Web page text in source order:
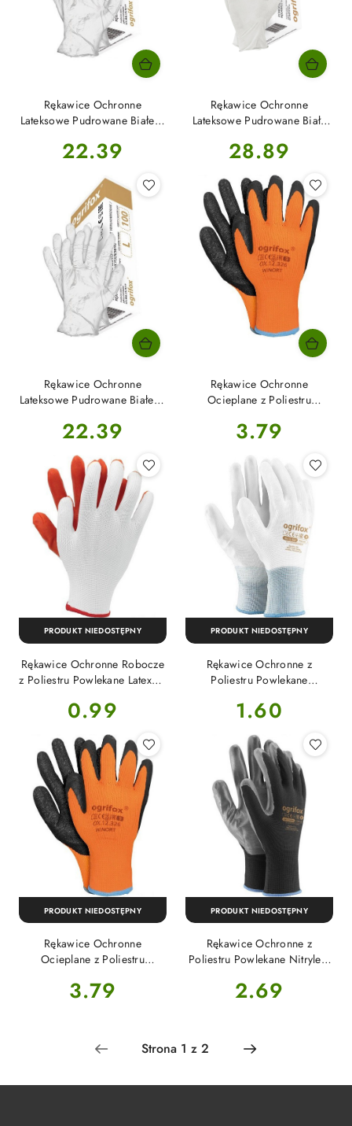
Rękawice Ochronne
Lateksowe Pudrowane Białe L-
Cena:
22.39
Rękawice Ochronne
Lateksowe Pudrowane Białe
Cena:
28.89
Rękawice Ochronne
Lateksowe Pudrowane Białe S-
Cena:
22.39
Rękawice Ochronne
Ocieplane z Poliestru
Pomarańczowo Czarne XL-
Cena:
3.79
Rękawice Ochronne Robocze
z Poliestru Powlekane Latexem
Pomarańczowe L-(9) OX-
Cena:
0.99
PRODUKT NIEDOSTĘPNY
Rękawice Ochronne z
Poliestru Powlekane
Białe S-(7) OX-POLIUR
Cena:
1.60
PRODUKT NIEDOSTĘPNY
Rękawice Ochronne
Ocieplane z Poliestru
Pomarańczowo Czarne L-(9)
Cena:
3.79
PRODUKT NIEDOSTĘPNY
Rękawice Ochronne z
Poliestru Powlekane Nitrylem
NITRICAR Ogrifox
Cena:
2.69
PRODUKT NIEDOSTĘPNY